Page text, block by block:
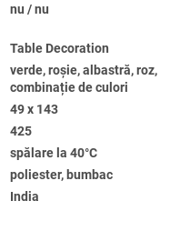
nu / nu
Table Decoration
verde, roșie, albastră, roz,
combinație de culori
49 x 143
425
spălare la 40°C
poliester, bumbac
India